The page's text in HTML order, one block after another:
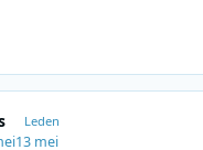
Leden
13 mei